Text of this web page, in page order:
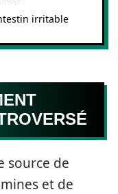
irritable
source de
et de